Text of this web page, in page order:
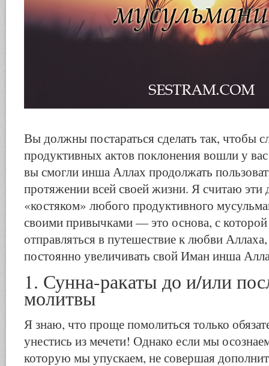
Вы должны постараться сделать так, чтобы
продуктивных актов поклонения вошли у
вы смогли инша Аллах продолжать
протяжении всей своей жизни. Я считаю эти
«костяком» любого продуктивного
своими привычками — это основа, с
отправляться в путешествие к любви
постоянно увеличивать свой Иман инша
1. Сунна-ракаты до и/или
молитвы
Я знаю, что проще помолиться только
унестись из мечети! Однако если мы
которую мы упускаем, не совершая